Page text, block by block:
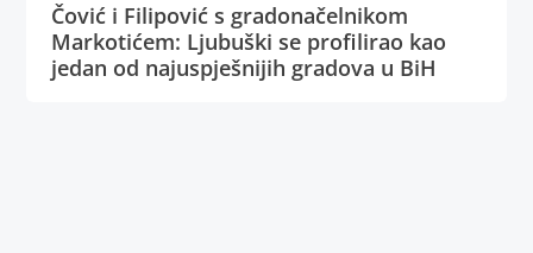
Čović i Filipović s gradonačelnikom
Markotićem: Ljubuški se profilirao kao
jedan od najuspješnijih gradova u BiH